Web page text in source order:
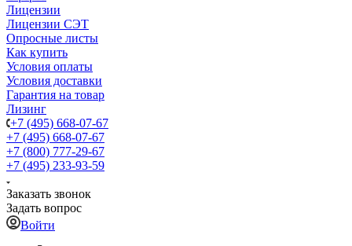
Лицензии
Лицензии СЭТ
Опросные листы
Как купить
Условия оплаты
Условия доставки
Гарантия на товар
Лизинг
+7 (495) 668-07-67
+7 (495) 668-07-67
+7 (800) 777-29-67
+7 (495) 233-93-59
Заказать звонок
Задать вопрос
Войти